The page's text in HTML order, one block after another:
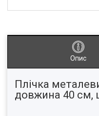
Опис
Плічка
довжина 40 см,